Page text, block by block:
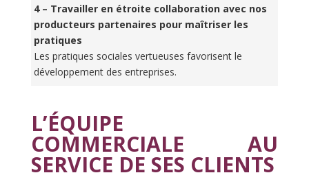
4 – Travailler en étroite collaboration avec nos
producteurs partenaires pour maîtriser les
pratiques
Les pratiques sociales vertueuses favorisent le
développement des entreprises.
L’ÉQUIPE
COMMERCIALE AU
SERVICE DE SES CLIENTS